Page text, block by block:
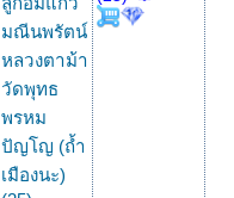
มณีนพรัตน์
หลวงตาม้า
วัดพุทธ
พรหม
ปัญโญ (ถ้ำ
เมืองนะ)